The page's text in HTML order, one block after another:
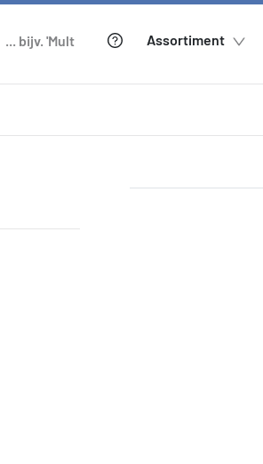
Assortiment